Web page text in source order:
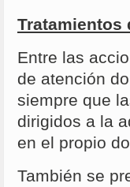
Entre las
de atención
siempre que
dirigidos a la
en el propio
También se